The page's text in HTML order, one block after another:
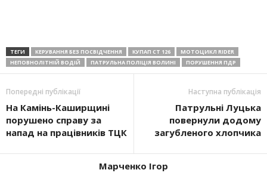
ТЕГИ КЕРУВАННЯ БЕЗ ПОСВІДЧЕННЯ КУПАП СТ 126
МОТОЦИКЛ RIDER
НЕПОВНОЛІТНІЙ ВОДІЙ
ПАТРУЛЬНА ПОЛІЦІЯ ВОЛИНІ ПОРУШЕННЯ ПДР
Попередні публікації
На Камінь-Каширщині
порушено справу за
напад на працівників ТЦК
Наступна публікація
Патрульні Луцька
повернули додому
загубленого хлопчика
Марченко Ігор